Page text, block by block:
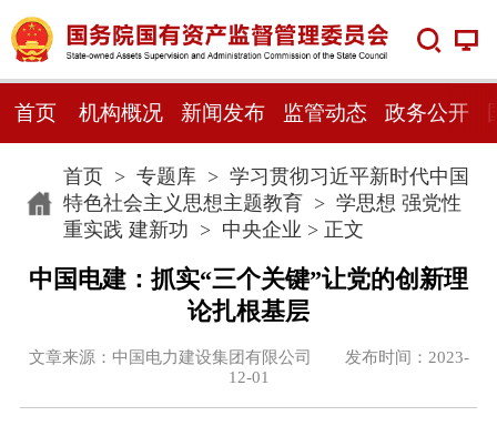
首页 机构概况 新闻发布 监管动态 政务公开
首页> 专题库> 学习贯彻习近平新时代中国
特色社会主义思想主题教育> 学思想 强党性
重实践 建新功 > 中央企业 > 正文
中国电建：抓实“三个关键”让党的创新理
论扎根基层
文章来源：中国电力建设集团有限公司 发布时间：2023-
12-01